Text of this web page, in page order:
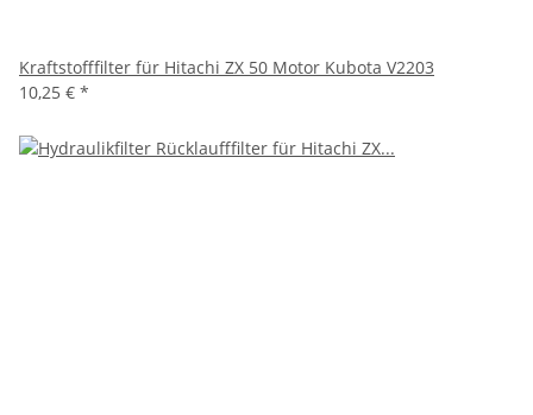
Kraftstofffilter für Hitachi ZX 50 Motor Kubota V2203
10,25 € *